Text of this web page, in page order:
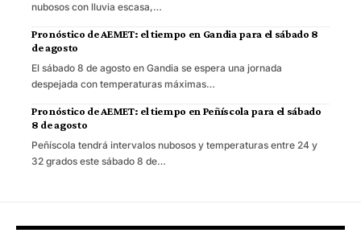
nubosos con lluvia escasa,…
Pronóstico de AEMET: el tiempo en Gandia para el sábado 8
de agosto
El sábado 8 de agosto en Gandia se espera una jornada
despejada con temperaturas máximas…
Pronóstico de AEMET: el tiempo en Peñíscola para el sábado
8 de agosto
Peñíscola tendrá intervalos nubosos y temperaturas entre 24 y
32 grados este sábado 8 de…